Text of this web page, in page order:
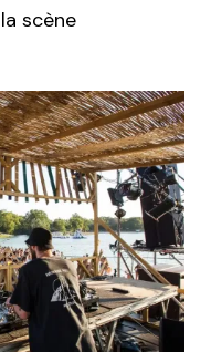
scène